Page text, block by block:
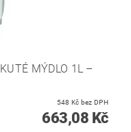
MÝDLO 1L –
548 Kč bez DPH
663,08 Kč